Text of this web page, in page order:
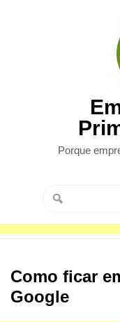
Porque
Como ficar
Google